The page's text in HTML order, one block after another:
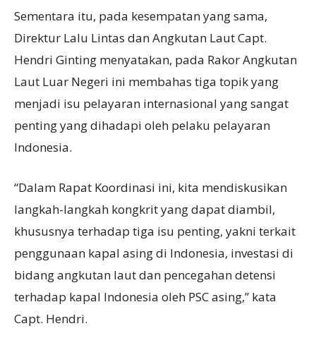
Sementara itu, pada kesempatan yang sama,
Direktur Lalu Lintas dan Angkutan Laut Capt.
Hendri Ginting menyatakan, pada Rakor Angkutan
Laut Luar Negeri ini membahas tiga topik yang
menjadi isu pelayaran internasional yang sangat
penting yang dihadapi oleh pelaku pelayaran
Indonesia.
“Dalam Rapat Koordinasi ini, kita mendiskusikan
langkah-langkah kongkrit yang dapat diambil,
khususnya terhadap tiga isu penting, yakni terkait
penggunaan kapal asing di Indonesia, investasi di
bidang angkutan laut dan pencegahan detensi
terhadap kapal Indonesia oleh PSC asing,” kata
Capt. Hendri.